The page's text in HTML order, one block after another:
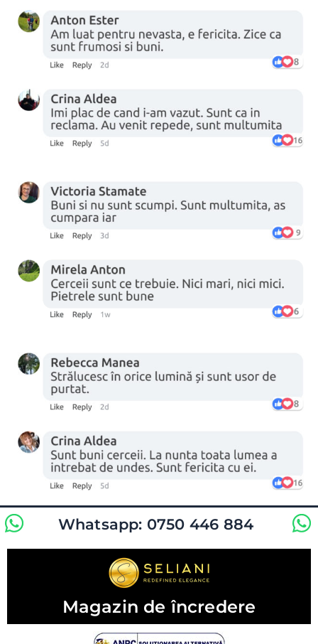
Whatsapp: 0750 446 884
Magazin de încredere